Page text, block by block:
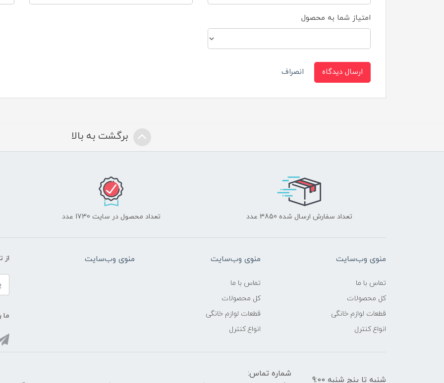
امتیاز شما به محصول
ارسال دیدگاه انصراف
برگشت به بالا
تعداد سفارش ارسال شده 3850 عدد تعداد محصول در سایت 1730 عدد
منوی وب‌سایت
تماس با ما
کل محصولات
قطعات لوازم خانگی
انواع کنترل
منوی وب‌سایت
تماس با ما
کل محصولات
قطعات لوازم خانگی
انواع کنترل
منوی وب‌سایت از
ما
شنبه تا پنج شنبه 9:00
شماره تماس: